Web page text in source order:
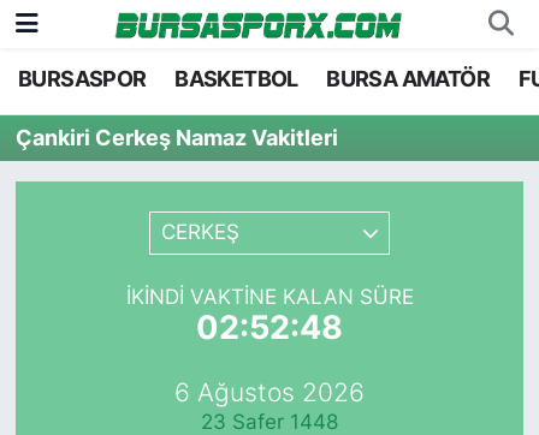
BURSASPOR BASKETBOL BURSA AMATÖR
Çankiri Cerkeş Namaz Vakitleri
CERKEŞ
İKINDI VAKTINE KALAN SÜRE
02:52:48
6 Ağustos 2026
23 Safer 1448
Bursaspor
Futbol
Basketbol
Bursa Nöbetçi Eczaneler
Bursa Hava Durumu
Bursa Namaz Vakitleri
TFF 2.Lig Kırmızı Grup Puan Durumu ve Fikstür
Tüm Manşetler